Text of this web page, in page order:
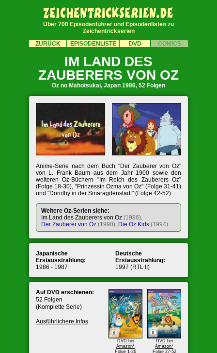
Über 700 Episodenführer und Episodenlisten zu
Zeichentrickserien
ZURÜCK
EPISODENLISTE DVD COMICS
IM LAND DES
ZAUBERERS VON OZ
Oz no Mahotsukai, Japan 1986, 52 Folgen
Anime-Serie nach dem Buch "Der Zauberer von Oz"
von L. Frank Baum aus dem Jahr 1900 sowie den
weiteren Oz-Büchern "Im Reich des Zauberers Oz"
(Folge 18-30), "Prinzessin Ozma von Oz" (Folge 31-41)
und "Dorothy in der Smaragdenstadt" (Folge 42-52).
Weitere Oz-Serien siehe:
Im Land des Zauberers von Oz (1986),
Der Zauberer von Oz (1990), Die Oz Kids (1994)
Japanische
Erstausstrahlung:
1986 - 1987
Deutsche
Erstausstrahlung:
1997 (RTL II)
Auf DVD erschienen:
52 Folgen
(Komplette Serie)
Ausführlichere Infos
DVD bei
Amazon*
Folge 1-26
DVD bei
Amazon*
Folge 27-52